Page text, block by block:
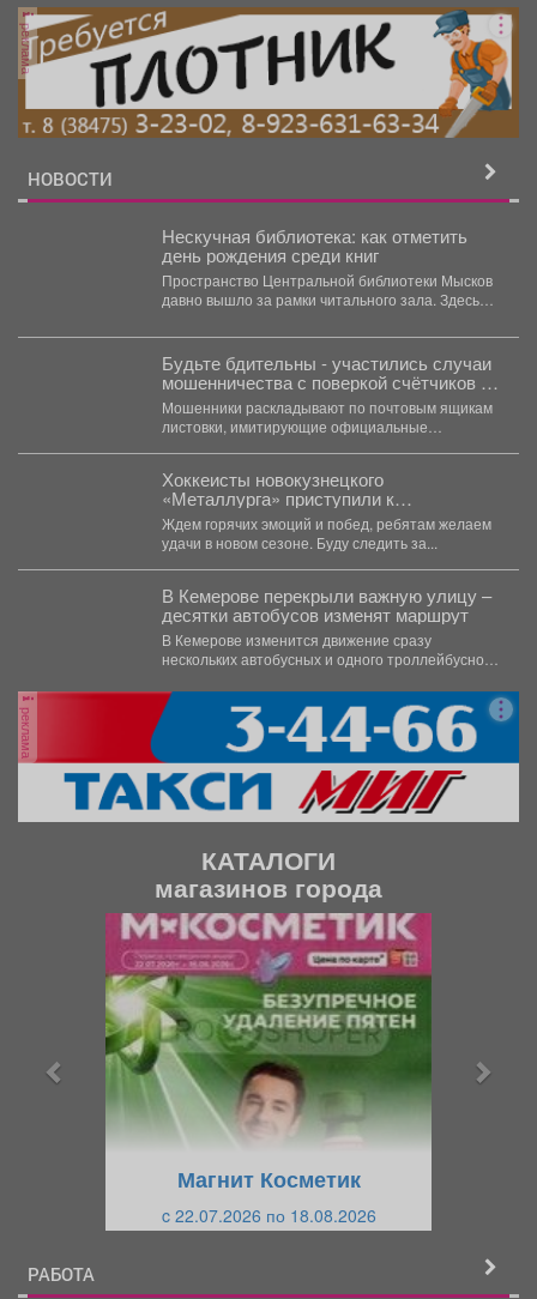
реклама
НОВОСТИ
Нескучная библиотека: как отметить
день рождения среди книг
Пространство Центральной библиотеки Мысков
давно вышло за рамки читального зала. Здесь
Будьте бдительны - участились случаи
мошенничества с поверкой счётчиков и
«жилищными проверками»
Мошенники раскладывают по почтовым ящикам
листовки, имитирующие официальные
Хоккеисты новокузнецкого
«Металлурга» приступили к
тренировкам.
Ждем горячих эмоций и побед, ребятам желаем
удачи в новом сезоне. Буду следить за...
В Кемерове перекрыли важную улицу –
десятки автобусов изменят маршрут
В Кемерове изменится движение сразу
нескольких автобусных и одного троллейбусного
реклама
КАТАЛОГИ
магазинов города
Магнит Косметик
c 22.07.2026 по 18.08.2026
РАБОТА